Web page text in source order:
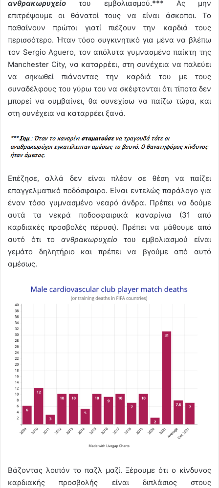
ανθρακωρυχείο
του εμβολιασμού.*** Ας μην
επιτρέψουμε οι θάνατοί τους να είναι άσκοποι. Το
παθαίνουν πρώτοι γιατί πιέζουν την καρδιά τους
περισσότερο. Ήταν τόσο συγκινητικό για μένα να βλέπω
τον Sergio Aguero, τον απόλυτα γυμνασμένο παίκτη της
Manchester City, να καταρρέει, στη συνέχεια να παλεύει
να σηκωθεί πιάνοντας την καρδιά του με τους
συναδέλφους του γύρω του να σκέφτονται ότι τίποτα δεν
μπορεί να συμβαίνει, θα συνεχίσω να παίζω τώρα, και
στη συνέχεια να καταρρέει ξανά.
Επέζησε, αλλά δεν είναι πλέον σε θέση να παίζει
επαγγελματικό ποδόσφαιρο. Είναι εντελώς παράλογο για
έναν τόσο γυμνασμένο νεαρό άνδρα. Πρέπει να δούμε
αυτά τα νεκρά ποδοσφαιρικά καναρίνια (31 από
καρδιακές προσβολές πέρυσι). Πρέπει να μάθουμε από
αυτό ότι το ανθρακωρυχείο του εμβολιασμού είναι
γεμάτο δηλητήριο και πρέπει να βγούμε από αυτό
αμέσως.
Βάζοντας λοιπόν το παζλ μαζί. Ξέρουμε ότι ο κίνδυνος
καρδιακής προσβολής είναι διπλάσιος στους